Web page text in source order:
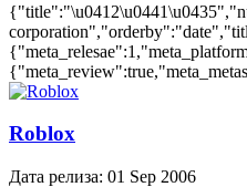
Roblox
Дата релиза: 01 Sep 2006